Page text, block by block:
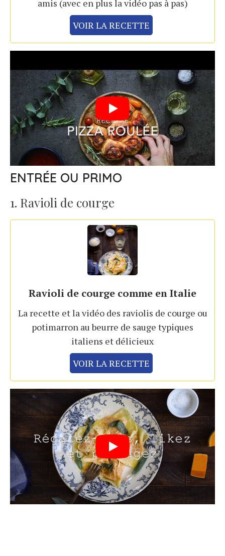
amis (avec en plus la vidéo pas à pas)
VOIR LA RECETTE
ENTRÉE OU PRIMO
1. Ravioli de courge
Ravioli de courge comme en Italie
La recette et la vidéo des raviolis de courge ou
potimarron au beurre de sauge typiques
italiens et délicieux
VOIR LA RECETTE